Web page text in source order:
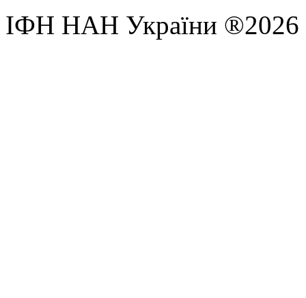
ІФН НАН України ®2026